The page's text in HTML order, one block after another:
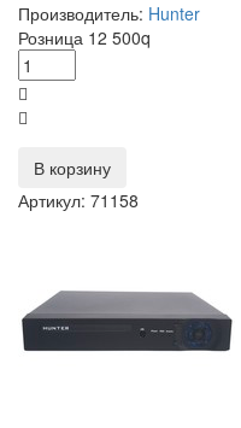
Производитель: Hunter
Розница 12 500q
В корзину
Артикул: 71158